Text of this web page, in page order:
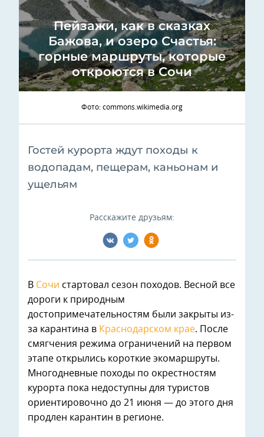
Пейзажи, как в сказках
Бажова, и озеро Счастья:
горные маршруты, которые
откроются в Сочи
Фото: commons.wikimedia.org
Гостей курорта ждут походы к
водопадам, пещерам, каньонам и
ущельям
Расскажите друзьям:
В Сочи стартовал сезон походов. Весной все
дороги к природным
достопримечательностям были закрыты из-
за карантина в Краснодарском крае. После
смягчения режима ограничений на первом
этапе открылись короткие экомаршруты.
Многодневные походы по окрестностям
курорта пока недоступны для туристов
ориентировочно до 21 июня — до этого дня
продлен карантин в регионе.